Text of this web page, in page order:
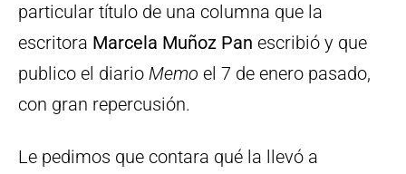
particular título de una columna que la
escritora Marcela Muñoz Pan escribió y que
publico el diario Memo el 7 de enero pasado,
con gran repercusión.
Le pedimos que contara qué la llevó a